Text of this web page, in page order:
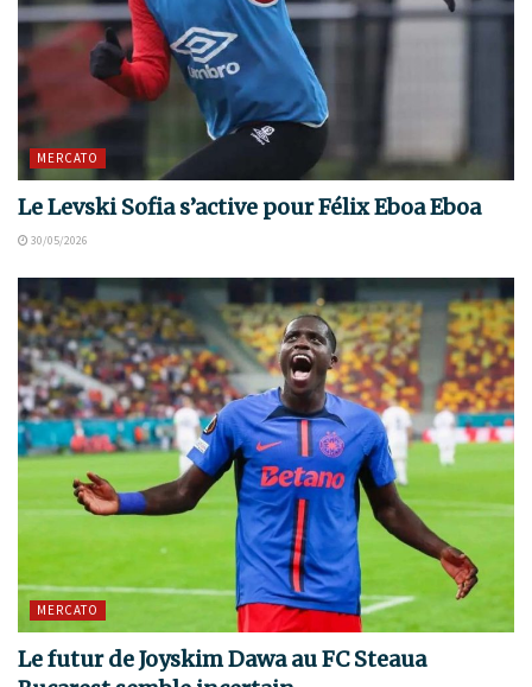
MERCATO
Le Levski Sofia s’active pour Félix Eboa Eboa
30/05/2026
MERCATO
Le futur de Joyskim Dawa au FC Steaua